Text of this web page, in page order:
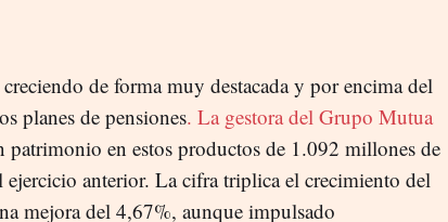
creciendo de forma muy destacada y por encima del
planes de pensiones. La gestora del Grupo Mutua
patrimonio en estos productos de 1.092 millones de
ejercicio anterior. La cifra triplica el crecimiento del
mejora del 4,67%, aunque impulsado